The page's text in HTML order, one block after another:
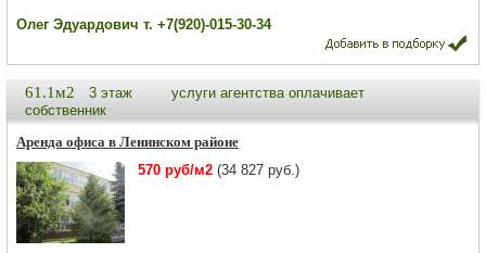
Олег Эдуардович т. +7(920)-015-30-34
61.1м2 3 этаж
услуги агентства оплачивает
собственник
Аренда офиса в Ленинском районе
570 руб/м2 (34 827 руб.)